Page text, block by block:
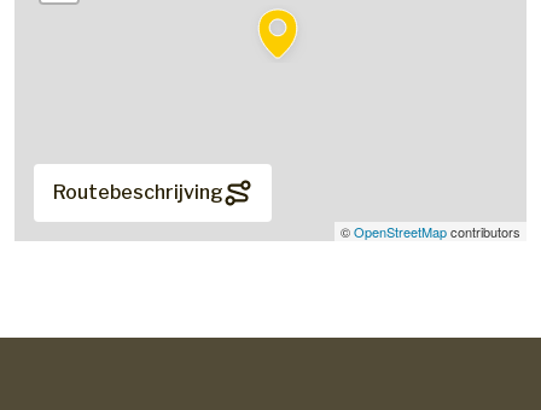
©OpenStreetMapcontributors
Routebeschrijving